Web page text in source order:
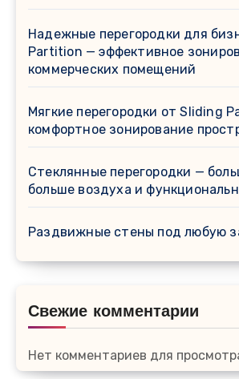
Надежные перегородки для
Partition — эффективное
коммерческих помещений
Мягкие перегородки от Sliding
комфортное зонирование
Стеклянные перегородки —
больше воздуха и
Раздвижные стены под любую
Свежие комментарии
Нет комментариев для